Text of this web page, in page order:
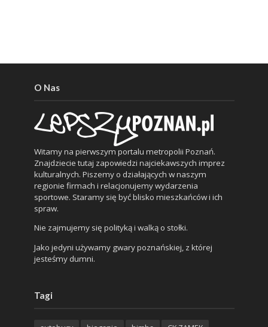
O Nas
Witamy na pierwszym portalu metropolii Poznań.
Znajdziecie tutaj zapowiedzi najciekawszych imprez
kulturalnych. Piszemy o działających w naszym
regionie firmach i relacjonujemy wydarzenia
sportowe. Staramy się być blisko mieszkańców i ich
spraw.
Nie zajmujemy się polityką i walką o stołki.
Jako jedyni używamy gwary poznańskiej, z której
jesteśmy dumni.
Tagi